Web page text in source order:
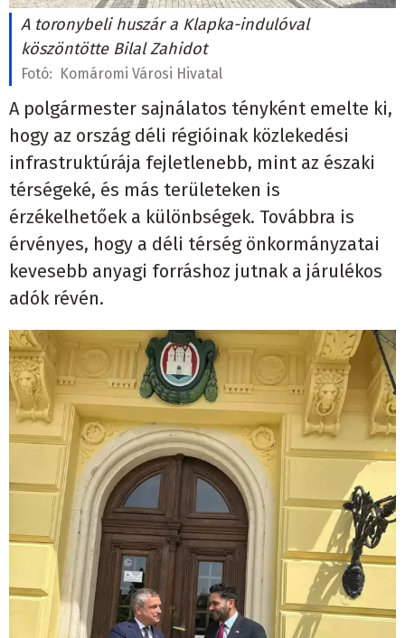
A toronybeli huszár a Klapka-indulóval
köszöntötte Bilal Zahidot
Fotó: Komáromi Városi Hivatal
A polgármester sajnálatos tényként emelte ki,
hogy az ország déli régióinak közlekedési
infrastruktúrája fejletlenebb, mint az északi
térségeké, és más területeken is
érzékelhetőek a különbségek. Továbbra is
érvényes, hogy a déli térség önkormányzatai
kevesebb anyagi forráshoz jutnak a járulékos
adók révén.